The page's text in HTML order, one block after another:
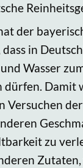
der
dass in
Wasser
dürfen. Damit
Versuchen
zu